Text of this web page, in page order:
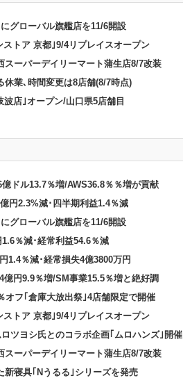
グローバル旗艦店を11/6開設
トア 京都｣9/4リプレイスオープン
ーパーデイリーマート蒲生店8/7改装
業､時間変更は8店舗(8/7時点)
店｣オープン/山口県5店舗目
ドル13.7％増/AWS36.8％％増が貢献
円2.3%減･四半期利益1.4％減
グローバル旗艦店を11/6開設
％減･経常利益54.6％減
1.4％減･経常損失4億3800万円
円9.9％増/SM事業15.5％増と絶好調
オフ｢倉庫大放出祭｣4店舗限定で開催
トア 京都｣9/4リプレイスオープン
ツヨシ氏とのコラボ企画｢ムロハンズ｣開催
ーパーデイリーマート蒲生店8/7改装
寝具｢Nうるる｣シリーズを発売